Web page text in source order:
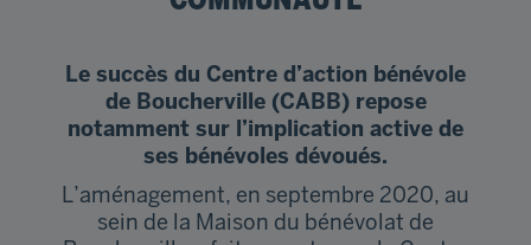
de Boucherville (CABB)repose
notamment sur l’implication active de
ses bénévoles dévoués.
L’aménagement, en septembre 2020, au
sein de la Maison du bénévolat de
Boucherville a fait en sorte que leCentre